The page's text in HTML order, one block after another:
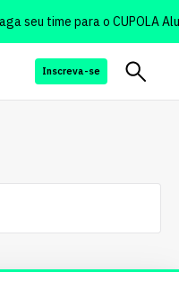
seu time para o CUPOLA
Inscreva-se